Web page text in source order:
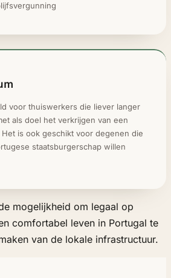
voor thuiswerkers die liever langer
als doel het verkrijgen van een
is ook geschikt voor degenen die
staatsburgerschap willen
mogelijkheid om legaal op
comfortabel leven in Portugal te
van de lokale infrastructuur.